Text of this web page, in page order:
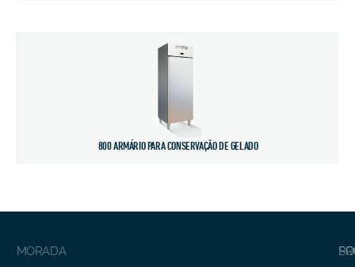
800 ARMÁRIO PARA CONSERVAÇÃO DE GELADO
MORADA